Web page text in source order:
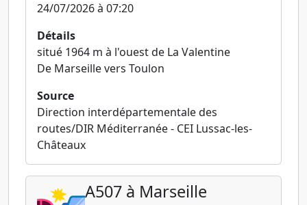
24/07/2026 à 07:20
Détails
situé 1964 m à l'ouest de La Valentine
De Marseille vers Toulon
Source
Direction interdépartementale des
routes/DIR Méditerranée - CEI Lussac-les-
Châteaux
A507 à Marseille